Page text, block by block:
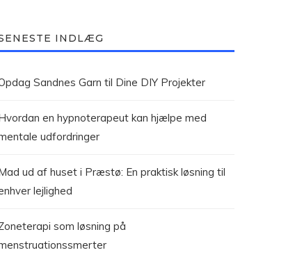
INDLÆG
Sandnes Garn til Dine DIY Projekter
en hypnoterapeut kan hjælpe med
udfordringer
ud af huset i Præstø: En praktisk løsning til
lejlighed
som løsning på